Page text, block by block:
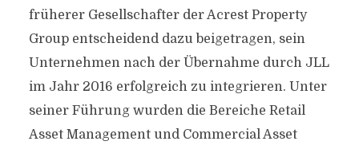
früherer Gesellschafter der Acrest Property
Group entscheidend dazu beigetragen, sein
Unternehmen nach der Übernahme durch JLL
im Jahr 2016 erfolgreich zu integrieren. Unter
seiner Führung wurden die Bereiche Retail
Asset Management und Commercial Asset